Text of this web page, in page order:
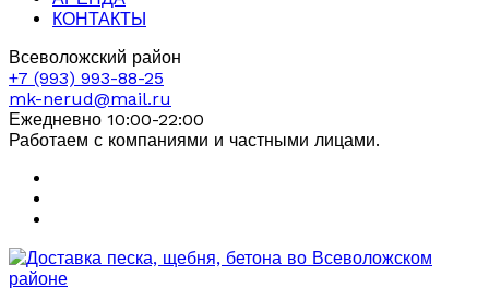
КОНТАКТЫ
Всеволожский район
+7 (993) 993-88-25
mk-nerud@mail.ru
Ежедневно 10:00-22:00
Работаем с компаниями и частными лицами.